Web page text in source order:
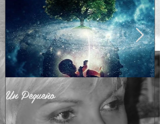
Un Pequeño